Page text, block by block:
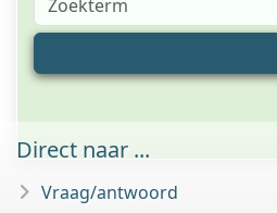
Direct naar ...
Vraag/antwoord